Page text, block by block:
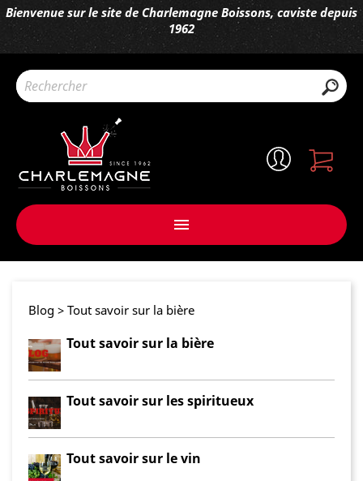
Bienvenue sur le site de Charlemagne Boissons, caviste depuis
1962

Blog > Tout savoir sur la bière
Tout savoir sur la bière
Tout savoir sur les spiritueux
Tout savoir sur le vin